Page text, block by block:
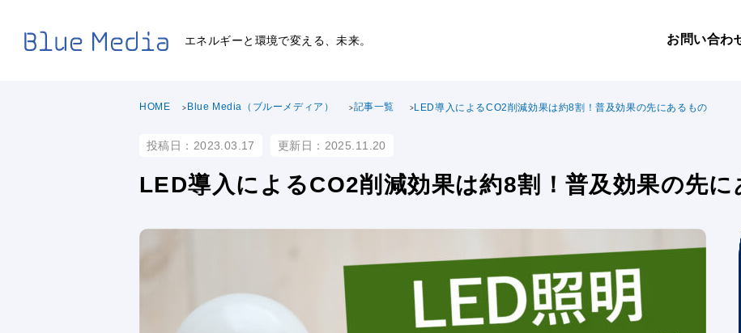
エネルギーと環境で変える、未来。 お問い合わ
HOME Blue Media（ブルーメディア） 記事一覧 LED導入によるCO2削減効果は約8割！普及効果の先にあるもの
投稿日：2023.03.17 更新日：2025.11.20
LED導入によるCO2削減効果は約8割！普及効果の先に